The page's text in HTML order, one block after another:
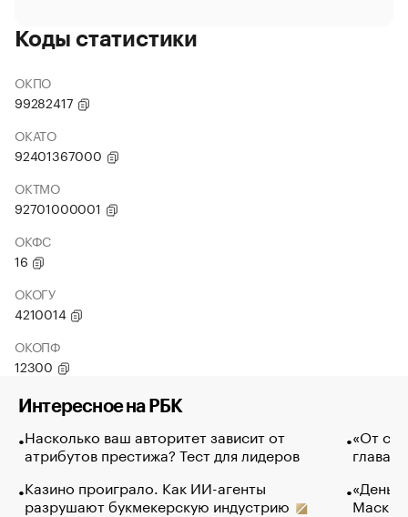
Коды статистики
ОКПО
99282417
ОКАТО
92401367000
ОКТМО
92701000001
ОКФС
16
ОКОГУ
4210014
ОКОПФ
12300
Интересное на РБК
Насколько ваш авторитет зависит от
атрибутов престижа? Тест для лидеров
Казино проиграло. Как ИИ-агенты
разрушают букмекерскую индустрию
«От
глава
Маск в